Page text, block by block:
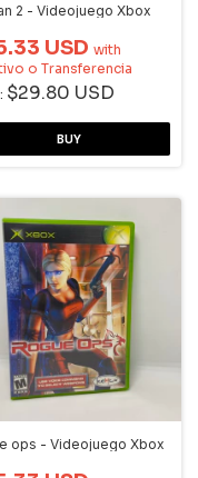
2 - Videojuego Xbox
USD with
o Transferencia
$29.80 USD
ops - Videojuego Xbox